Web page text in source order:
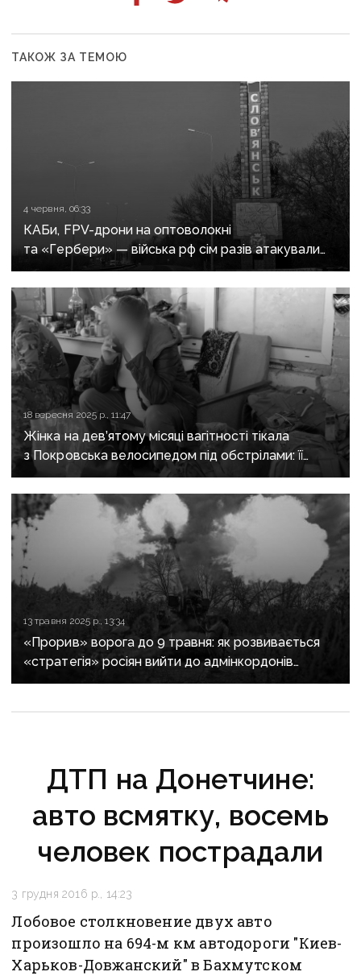
ТАКОЖ ЗА ТЕМОЮ
4 червня, 06:33
КАБи, FPV-дрони на оптоволокні
та «Гербери» — війська рф сім разів атакували
Словʼянськ
18 вересня 2025 р., 11:47
Жінка на дев’ятому місяці вагітності тікала
з Покровська велосипедом під обстрілами: її
врятували військові
13 травня 2025 р., 13:34
«Прорив» ворога до 9 травня: як розвивається
«стратегія» росіян вийти до адмінкордонів
Донеччини й Дніпропетровщини
ДТП на Донетчине:
авто всмятку, восемь
человек пострадали
3 грудня 2016 р., 14:23
Лобовое столкновение двух авто
произошло на 694-м км автодороги "Киев-
Харьков-Довжанский" в Бахмутском